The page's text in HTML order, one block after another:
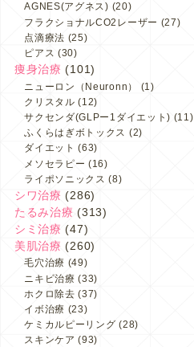
AGNES(アグネス) (20)
フラクショナルCO2レーザー (27)
点滴療法 (25)
ピアス (30)
痩身治療 (101)
ニューロン（Neuronn）
(1)
クリスタル (12)
サクセンダ(GLPー1ダイエット) (11)
ふくらはぎボトックス (2)
ダイエット (63)
メソセラピー (16)
ライポソニックス (8)
シワ治療 (286)
たるみ治療 (313)
シミ治療 (47)
美肌治療 (260)
毛穴治療 (49)
ニキビ治療 (33)
ホクロ除去 (37)
イボ治療 (23)
ケミカルピーリング (28)
スキンケア (93)